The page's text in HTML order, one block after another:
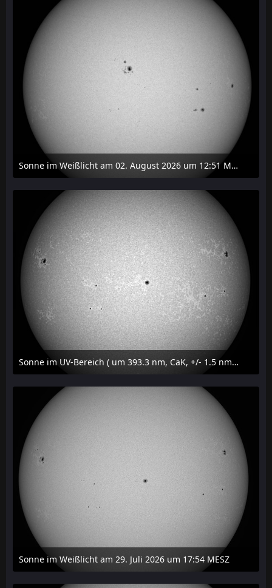
Sonne im Weißlicht am 02. August 2026 um 12:51 MESZ
2. August 2026 um 16:37
Sonne im UV-Bereich ( um 393.3 nm, CaK, +/- 1.5 nm) am 29. Juli 2026 um 17:59 MESZ
31. Juli 2026 um 20:03
Sonne im Weißlicht am 29. Juli 2026 um 17:54 MESZ
31. Juli 2026 um 20:03